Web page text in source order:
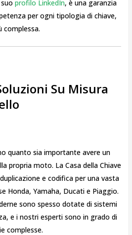
profilo LinkedIn, è una garanzia
per ogni tipologia di chiave,
complessa.
Su Misura
quanto sia importante avere un
propria moto. La Casa della Chiave
e codifica per una vasta
Honda, Yamaha, Ducati e Piaggio.
sono spesso dotate di sistemi
e i nostri esperti sono in grado di
complesse.